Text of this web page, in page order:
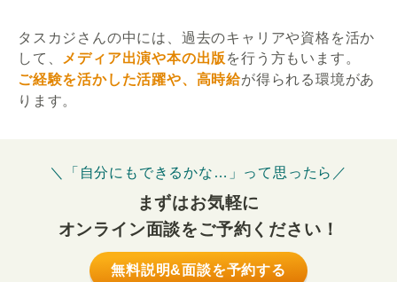
タスカジさんの中には、過去のキャリアや資格を活か
して、
メディア出演や本の出版 を行う方もいます。
ご経験を活かした活躍や、高時給が得られる環境があ
ります。
＼「自分にもできるかな…」って思ったら／
まずはお気軽に
オンライン面談をご予約ください！
無料説明&面談を予約する